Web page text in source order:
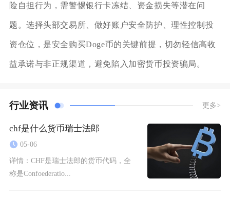
险自担行为，需警惕银行卡冻结、资金损失等潜在问
题。选择头部交易所、做好账户安全防护、理性控制投
资仓位，是安全购买Doge币的关键前提，切勿轻信高收
益承诺与非正规渠道，避免陷入加密货币投资骗局。
行业资讯 更多>
chf是什么货币瑞士法郎
05-06
详情： CHF是瑞士法郎的货币代码，全
称是Confoederatio...